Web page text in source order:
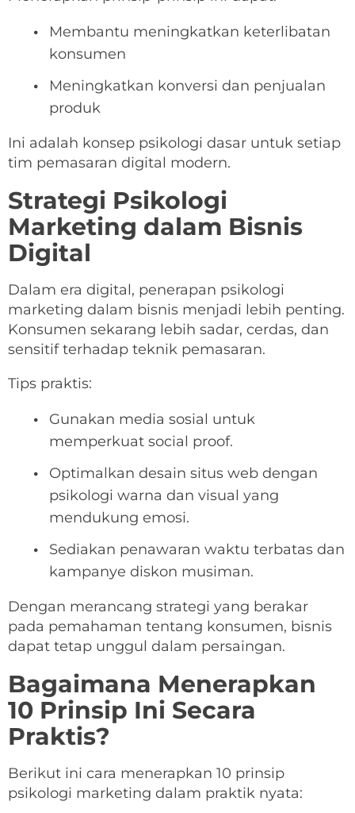
Membantu meningkatkan keterlibatan
konsumen
Meningkatkan konversi dan penjualan
produk
Ini adalah konsep psikologi dasar untuk setiap
tim pemasaran digital modern.
Strategi Psikologi
Marketing dalam Bisnis
Digital
Dalam era digital, penerapan psikologi
marketing dalam bisnis menjadi lebih penting.
Konsumen sekarang lebih sadar, cerdas, dan
sensitif terhadap teknik pemasaran.
Tips praktis:
Gunakan media sosial untuk
memperkuat social proof.
Optimalkan desain situs web dengan
psikologi warna dan visual yang
mendukung emosi.
Sediakan penawaran waktu terbatas dan
kampanye diskon musiman.
Dengan merancang strategi yang berakar
pada pemahaman tentang konsumen, bisnis
dapat tetap unggul dalam persaingan.
Bagaimana Menerapkan
10 Prinsip Ini Secara
Praktis?
Berikut ini cara menerapkan 10 prinsip
psikologi marketing dalam praktik nyata: